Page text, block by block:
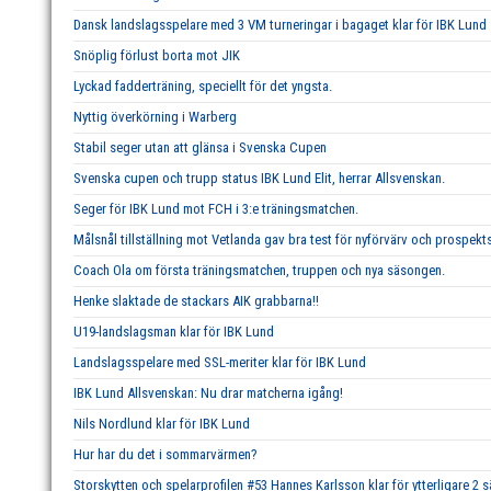
Dansk landslagsspelare med 3 VM turneringar i bagaget klar för IBK Lund
Snöplig förlust borta mot JIK
Lyckad fadderträning, speciellt för det yngsta.
Nyttig överkörning i Warberg
Stabil seger utan att glänsa i Svenska Cupen
Svenska cupen och trupp status IBK Lund Elit, herrar Allsvenskan.
Seger för IBK Lund mot FCH i 3:e träningsmatchen.
Målsnål tillställning mot Vetlanda gav bra test för nyförvärv och
Coach Ola om första träningsmatchen, truppen och nya säsongen.
Henke slaktade de stackars AIK grabbarna!!
U19-landslagsman klar för IBK Lund
Landslagsspelare med SSL-meriter klar för IBK Lund
IBK Lund Allsvenskan: Nu drar matcherna igång!
Nils Nordlund klar för IBK Lund
Hur har du det i sommarvärmen?
Storskytten och spelarprofilen #53 Hannes Karlsson klar för ytterligare 2